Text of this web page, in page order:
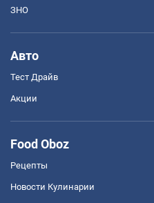
ЗНО
Авто
Тест Драйв
Акции
Food Oboz
Рецепты
Новости Кулинарии